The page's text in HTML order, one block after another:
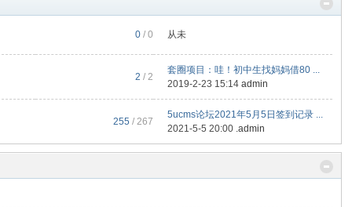
0 / 0 从未
2 / 2
套圈项目：哇！初中生找妈妈借80 ...
2019-2-23 15:14admin
255 / 267
5ucms论坛2021年5月5日签到记录 ...
2021-5-5 20:00 .admin